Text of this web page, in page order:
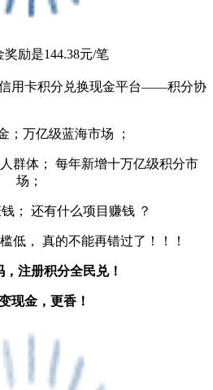
奖励是144.38元/笔
用卡积分兑换现金平台——积分协
；万亿级蓝海市场 ；
群体； 每年新增十万亿级积分市
场；
； 还有什么项目赚钱 ？
低， 真的不能再错过了！！！
注册积分全民兑！
现金，更香！